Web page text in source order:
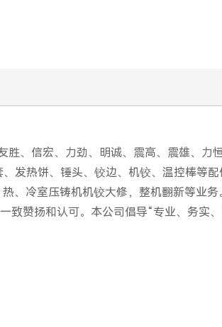
、信宏、力劲、明诚、震高、震雄、力
发热饼、锤头、铰边、机铰、温控棒等
、冷室压铸机机铰大修，整机翻新等业务
赞扬和认可。本公司倡导“专业、务实